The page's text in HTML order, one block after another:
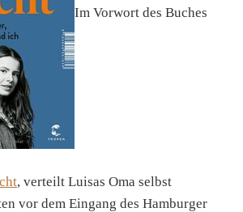
Im Vorwort des Buches
, verteilt Luisas Oma selbst
vor dem Eingang des Hamburger